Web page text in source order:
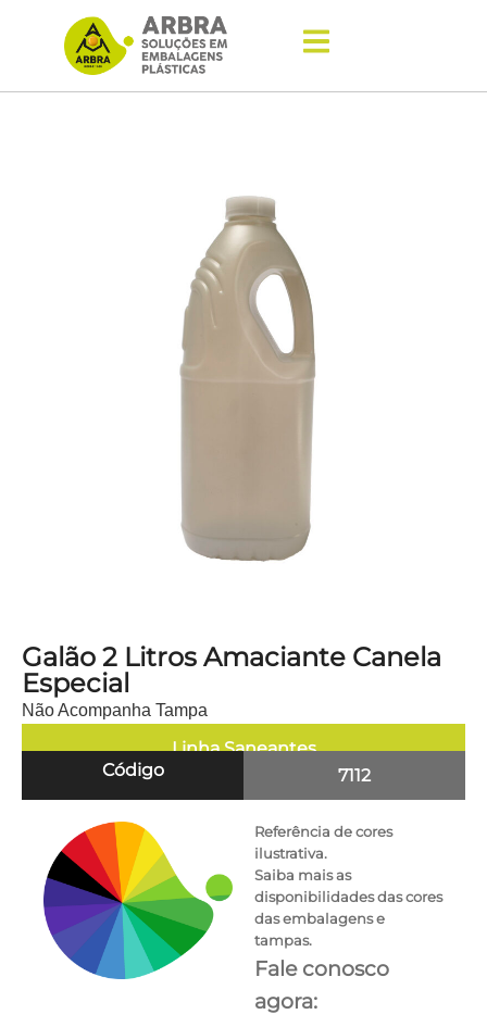
Galão 2 Litros Amaciante Canela
Especial
Não Acompanha Tampa
Linha Saneantes
Código
7112
Referência de cores
ilustrativa.
Saiba mais as
disponibilidades das cores
das embalagens e
tampas.
Fale conosco
agora: